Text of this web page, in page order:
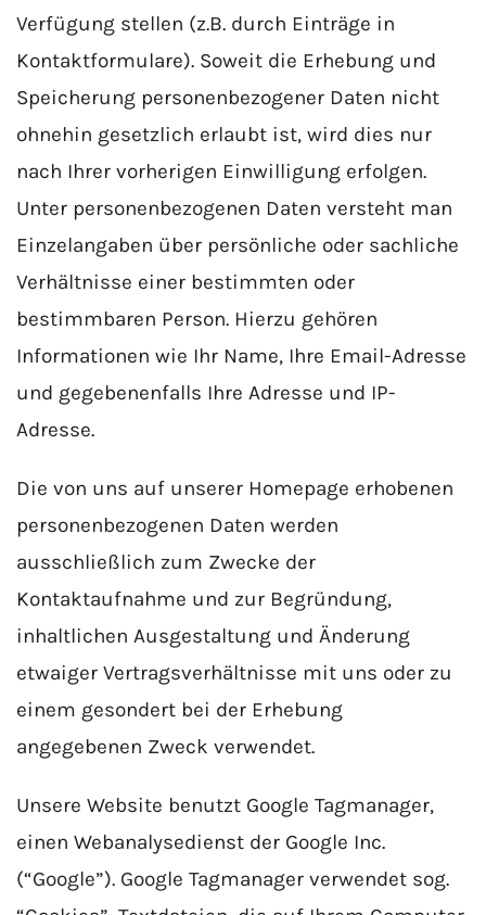
Verfügung stellen (z.B. durch Einträge in
Kontaktformulare). Soweit die Erhebung und
Speicherung personenbezogener Daten nicht
ohnehin gesetzlich erlaubt ist, wird dies nur
nach Ihrer vorherigen Einwilligung erfolgen.
Unter personenbezogenen Daten versteht man
Einzelangaben über persönliche oder sachliche
Verhältnisse einer bestimmten oder
bestimmbaren Person. Hierzu gehören
Informationen wie Ihr Name, Ihre Email-Adresse
und gegebenenfalls Ihre Adresse und IP-
Adresse.
Die von uns auf unserer Homepage erhobenen
personenbezogenen Daten werden
ausschließlich zum Zwecke der
Kontaktaufnahme und zur Begründung,
inhaltlichen Ausgestaltung und Änderung
etwaiger Vertragsverhältnisse mit uns oder zu
einem gesondert bei der Erhebung
angegebenen Zweck verwendet.
Unsere Website benutzt Google Tagmanager,
einen Webanalysedienst der Google Inc.
(“Google”). Google Tagmanager verwendet sog.